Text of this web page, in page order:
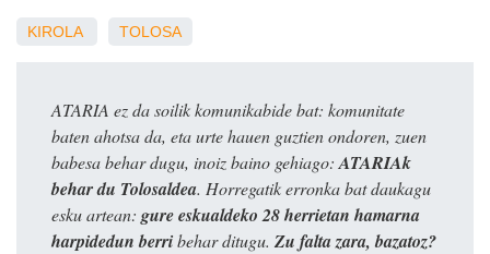
KIROLA TOLOSA
ATARIA ez da soilik komunikabide bat: komunitate
baten ahotsa da, eta urte hauen guztien ondoren, zuen
babesa behar dugu, inoiz baino gehiago: ATARIAk
behar du Tolosaldea. Horregatik erronka bat daukagu
esku artean: gure eskualdeko 28 herrietan hamarna
harpidedun berribehar ditugu. Zu falta zara, bazatoz?